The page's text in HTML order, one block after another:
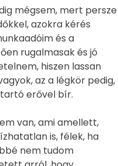
mégsem, mert persze
azokra kérés
és a
rugalmasak és jó
hiszen lassan
az a légkör pedig,
erővel bír.
van, ami amellett,
is, félek, ha
nem tudom